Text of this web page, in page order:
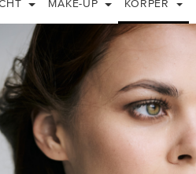
MAKE-UP KÖRPER